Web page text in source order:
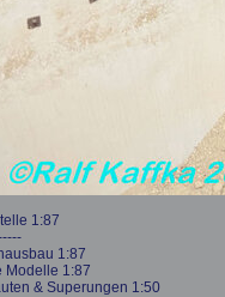
1:87
1:87
Modelle 1:87
& Superungen 1:50